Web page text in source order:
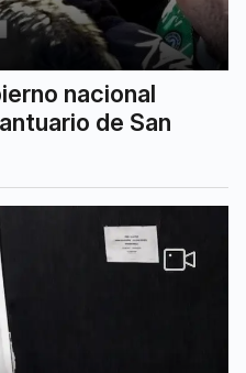
nacional
de San